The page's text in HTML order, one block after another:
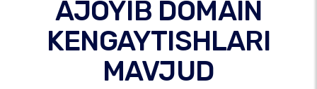
AJOYIB DOMAIN
KENGAYTISHLARI
MAVJUD